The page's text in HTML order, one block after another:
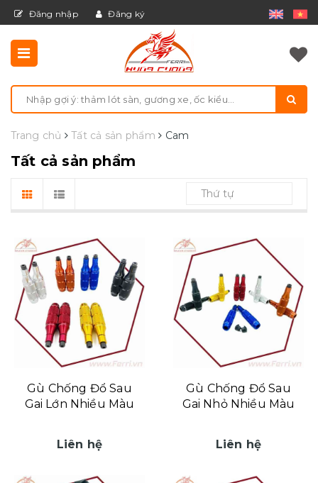
Đăng nhập Đăng ký
Trang chủ Tất cả sản phẩm Cam
Tất cả sản phẩm
Thứ tự
Gù Chống Đổ Sau
Gai Lớn Nhiều Màu
Liên hệ
Gù Chống Đổ Sau
Gai Nhỏ Nhiều Màu
Liên hệ